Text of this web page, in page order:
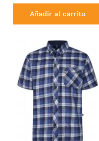
Añadir al carrito